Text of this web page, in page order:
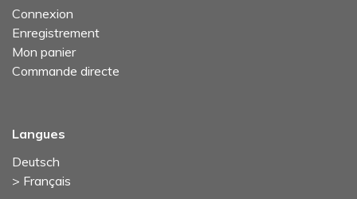
Connexion
Enregistrement
Mon panier
Commande directe
Langues
Deutsch
> Français